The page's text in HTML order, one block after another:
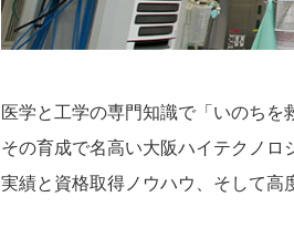
医学と工学の専門知識で「いのちを
その育成で名高い大阪ハイテクノ
実績と資格取得ノウハウ、そして高